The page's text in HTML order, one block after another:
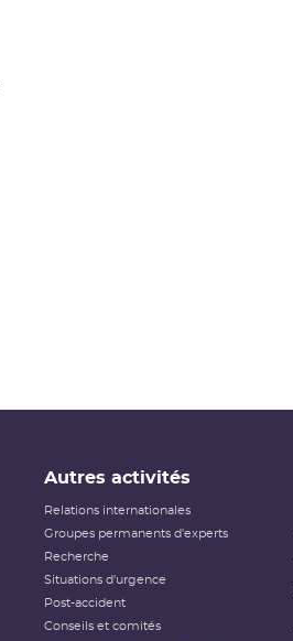
Autres activités
Relations internationales
Groupes permanents d'experts
Recherche
Situations d'urgence
Post-accident
Conseils et comités